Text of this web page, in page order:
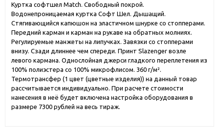
Куртка софтшел Match. Свободный покрой.
Водонепроницаемая куртка Софт Шел. Дышащий.
Стягивающийся капюшон на эластичном шнурке со стопперами.
Передний карман и карман на рукаве на обратных молниях.
Регулируемые манжеты на липучках. Завязки со стопперами
внизу. Сзади длиннее чем спереди. Принт Slazenger возле
левого кармана. Однослойная джерси гладкого переплетения из
100% полиэстера со 100% микрофлисом. 360 г/м².
Термотрансфер (1 цвет (цветные изделия)) на данный товар
рассчитывается индивидуально. При расчете стоимости
нанесения в неё будет включена настройка оборудования в
размере 7300 рублей на весь тираж.